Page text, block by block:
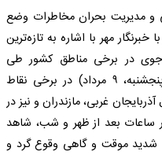
و مدیریت بحران مخاطرات وضع
مهر با اشاره به تازه‌ترین
جوی در برخی مناطق کشور طی
روزهای آینده خبر داد و گفت: امروز (پنجشنبه، ۹ مرداد) در برخی نقاط
غربی، مازندران و نیز در
ساعات بعد از ظهر و شب، شاهد
شدید موقت و گاهی وقوع گرد و